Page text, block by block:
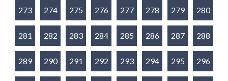
273 274 275 276 277 278 279 280
281 282 283 284 285 286 287 288
289 290 291 292 293 294 295 296